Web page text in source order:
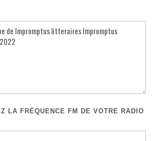
LA FRÉQUENCE FM DE VOTRE RADIO